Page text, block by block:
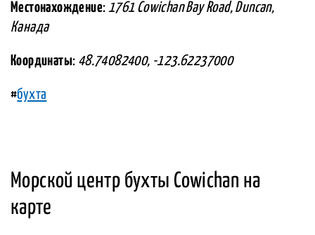
Местонахождение: 1761 Cowichan Bay Road, Duncan,
Канада
Координаты: 48.74082400, -123.62237000
#бухта
Морской центр бухты Cowichan на
карте